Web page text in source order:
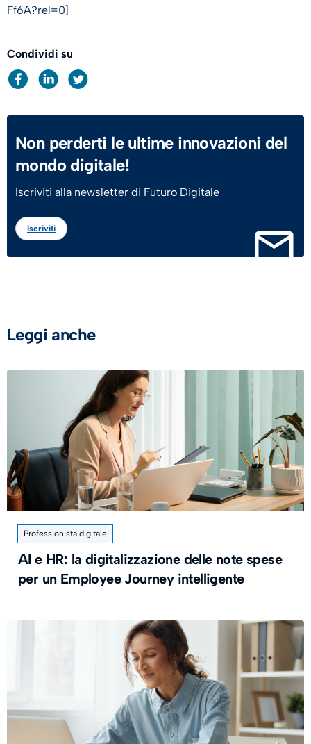
Ff6A?rel=0]
Condividi su
Non perderti le ultime innovazioni del
mondo digitale!
Iscriviti alla newsletter di Futuro Digitale
Iscriviti
Leggi anche
Professionista digitale
AI e HR: la digitalizzazione delle note spese
per un Employee Journey intelligente